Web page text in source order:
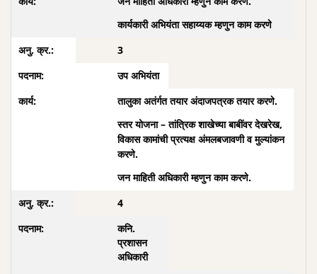
कार्यकारी अभियंता सहाय्यक म्हणुन काम करणे
3
उप अभियंता
तालुका अतंर्गत तयार अंदाजपत्रक तयार करणे.
स्तर योजना – तांत्रिक शाखेच्या बाबींवर देखरेख,
विकास कामांची प्रत्यक्ष अंमलबजावणी व मुल्यांकन
करणे.
जन माहिती अधिकारी म्हणुन काम करणे.
4
कनि.
प्रशासन
अधिकारी